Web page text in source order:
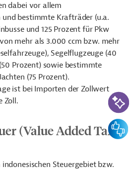
dabei vor allem
bestimmte Krafträder (u.a.
und 125 Prozent für Pkw
mehr als 3.000 ccm bzw. mehr
Segelflugzeuge (40
Prozent) sowie bestimmte
(75 Prozent).
ist bei Importen der Zollwert
Zoll.
(Value Added Tax
Steuergebiet bzw.
KI-